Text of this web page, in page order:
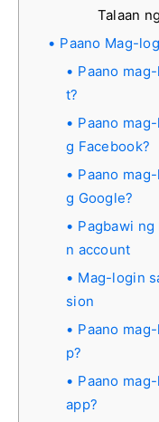
Talaan
Paano Mag-
Paano
t?
Paano
g Facebook?
Paano
g Google?
Pagbawi ng
n account
Mag-login
sion
Paano
p?
Paano
app?